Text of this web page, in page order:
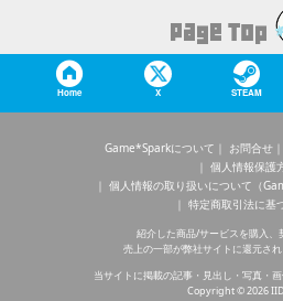
Home X STEAM
Game*Sparkについて お問合せ
個人情報保護
個人情報の取り扱いについて（
特定商取引法に基
紹介した商品/サービスを購入、
売上の一部が弊社サイトに還元され
当サイトに掲載の記事・見出し・写真・画
Copyright © 2026